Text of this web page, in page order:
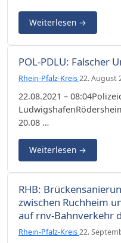
Weiterlesen →
POL-PDLU: Falscher
Rhein-Pfalz-Kreis22. August
22.08.2021 –
20.08 …
Weiterlesen →
RHB:
zwischen Ruchheim
auf rnv-Bahnverkehr
Rhein-Pfalz-Kreis22.